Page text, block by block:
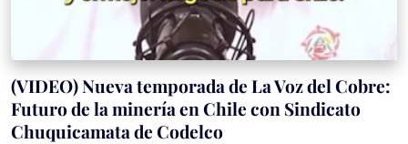
(VIDEO) Nueva temporada de La Voz del Cobre:
Futuro de la minería en Chile con Sindicato
Chuquicamata de Codelco